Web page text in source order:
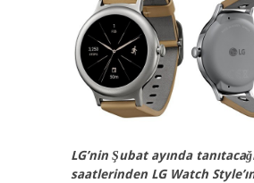
LG’nin Şubat ayında
saatlerinden LG Watch